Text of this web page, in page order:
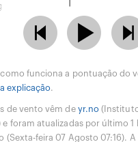
funciona a pontuação do
explicação.
de vento vêm de yr.no
e foram atualizadas por último 1
(Sexta-feira 07 Agosto 07:16).